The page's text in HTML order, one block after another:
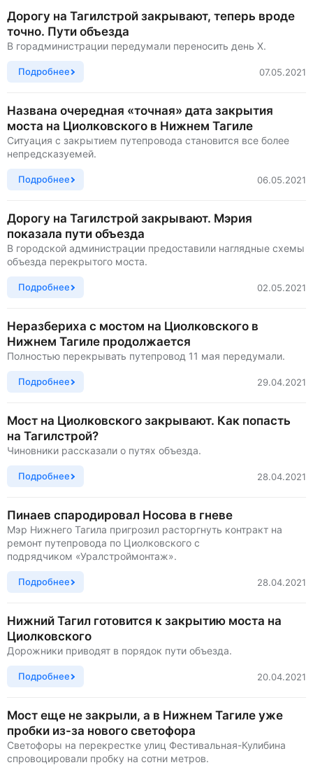
Дорогу на Тагилстрой закрывают, теперь вроде
точно. Пути объезда
В горадминистрации передумали переносить день Х.
Подробнее 07.05.2021
Названа очередная «точная» дата закрытия
моста на Циолковского в Нижнем Тагиле
Ситуация с закрытием путепровода становится все более
непредсказуемей.
Подробнее 06.05.2021
Дорогу на Тагилстрой закрывают. Мэрия
показала пути объезда
В городской администрации предоставили наглядные схемы
объезда перекрытого моста.
Подробнее 02.05.2021
Неразбериха с мостом на Циолковского в
Нижнем Тагиле продолжается
Полностью перекрывать путепровод 11 мая передумали.
Подробнее 29.04.2021
Мост на Циолковского закрывают. Как попасть
на Тагилстрой?
Чиновники рассказали о путях объезда.
Подробнее 28.04.2021
Пинаев спародировал Носова в гневе
Мэр Нижнего Тагила пригрозил расторгнуть контракт на
ремонт путепровода по Циолковского с
подрядчиком «Уралстроймонтаж».
Подробнее 28.04.2021
Нижний Тагил готовится к закрытию моста на
Циолковского
Дорожники приводят в порядок пути объезда.
Подробнее 20.04.2021
Мост еще не закрыли, а в Нижнем Тагиле уже
пробки из-за нового светофора
Светофоры на перекрестке улиц Фестивальная-Кулибина
спровоцировали пробку на сотни метров.